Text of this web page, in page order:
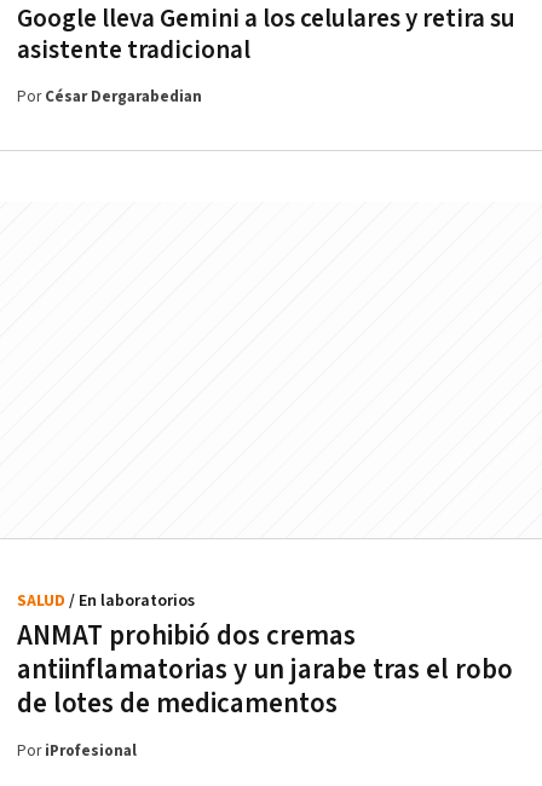
Google lleva Gemini a los celulares y retira su
asistente tradicional
PorCésar Dergarabedian
ANMAT prohibió dos cremas
antiinflamatorias y un jarabe tras el robo
de lotes de medicamentos
SALUD / En laboratorios
PoriProfesional